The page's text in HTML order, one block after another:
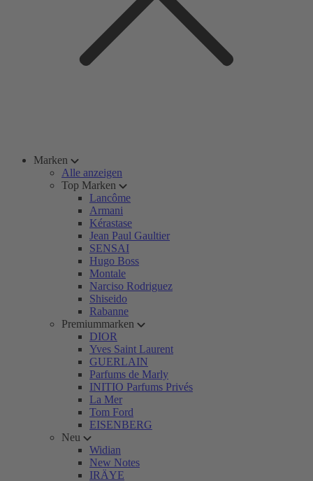
Marken
Alle anzeigen
Top Marken
Lancôme
Armani
Kérastase
Jean Paul Gaultier
SENSAI
Hugo Boss
Montale
Narciso Rodriguez
Shiseido
Rabanne
Premiummarken
DIOR
Yves Saint Laurent
GUERLAIN
Parfums de Marly
INITIO Parfums Privés
La Mer
Tom Ford
EISENBERG
Neu
Widian
New Notes
IRÄYE